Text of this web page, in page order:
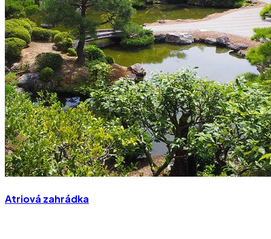
Atriová zahrádka